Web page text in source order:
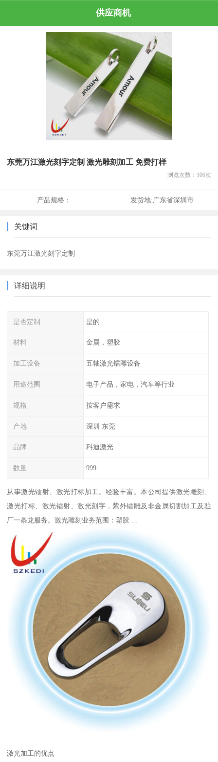
供应商机
东莞万江激光刻字定制 激光雕刻加工 免费打样
浏览次数： 106次
产品规格： 发货地:广东省深圳市
关键词
东莞万江激光刻字定制
详细说明
是否定制 是的
材料 金属，塑胶
加工设备 五轴激光镭雕设备
用途范围 电子产品，家电，汽车等行业
规格 按客户需求
产地 深圳 东莞
品牌 科迪激光
数量 999
从事激光镭射、激光打标加工。经验丰富。本公司提供激光雕刻、
激光打标、激光镭射、激光刻字，紫外镭雕及非金属切割加工及驻
厂一条龙服务。激光雕刻业务范围：塑胶 ...
激光加工的优点